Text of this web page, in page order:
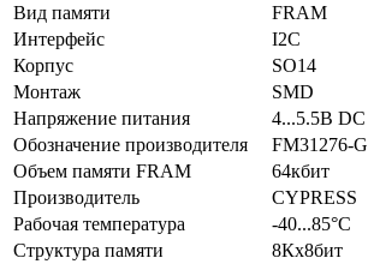
Вид памяти
FRAM
Интерфейс
I2C
Корпус
SO14
Монтаж
SMD
Напряжение питания
4...5.5В DC
Обозначение производителя
FM31276-G
Объем памяти FRAM
64кбит
Производитель
CYPRESS
Рабочая температура
-40...85°C
Структура памяти
8Кx8бит